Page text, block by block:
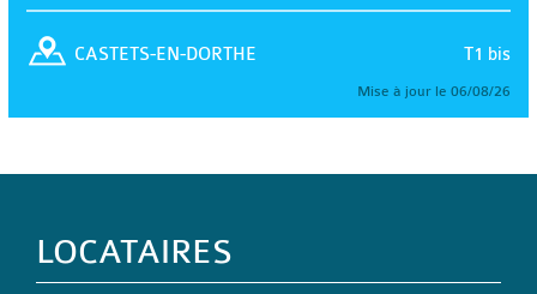
T1 bis
CASTETS-EN-DORTHE
Mise à jour le 06/08/26
LOCATAIRES